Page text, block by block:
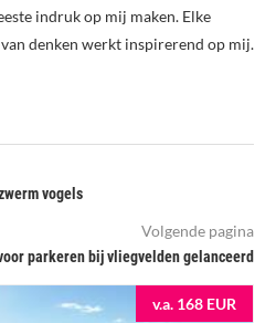
indruk op mij maken. Elke
denken werkt inspirerend op mij.
vogels
Volgende pagina
parkeren bij vliegvelden gelanceerd
v.a. 168 EUR